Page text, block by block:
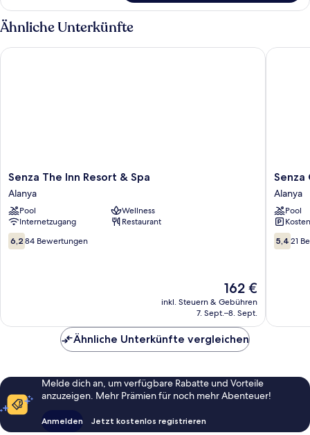
1
Schlafzimmer,
Bergblick
Ähnliche Unterkünfte
Senza
The
Inn
Resort
&
Spa
Alanya
Senza The Inn Resort & Spa
Alanya
Pool
Wellness
Internetzugang
Restaurant
6.2
von
6,2 84 Bewertungen
Der
Preis
beträgt
162 €
inkl. Steuern & Gebühren
7. Sept.–8. Sept.
Senza The Inn Resort & Spa
Senza
Grand
Santana
Hotel
Alanya
Senza
Alanya
Pool
5.4
von
5,4 21
Senza
Ähnliche Unterkünfte vergleichen
Melde dich an, um verfügbare Rabatte und Vorteile
anzuzeigen. Mehr Prämien für noch mehr Abenteuer!
Anmelden Jetzt kostenlos registrieren